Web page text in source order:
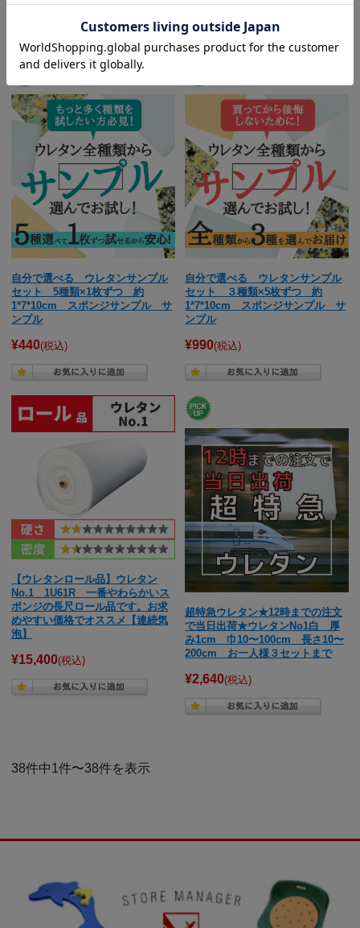
在庫 100セット
自分で選べる ウレタンサンプル
セット 5種類×1枚ずつ 約
1*7*10cm スポンジサンプル サ
ンプル
¥440(税込)
自分で選べる ウレタンサンプル
セット ３種類×5枚ずつ 約
1*7*10cm スポンジサンプル サ
ンプル
¥990(税込)
【ウレタンロール品】ウレタン
No.1 1U61R 一番やわらかいス
ポンジの長尺ロール品です。お求
めやすい価格でオススメ【連続気
泡】
¥15,400(税込)
超特急ウレタン★12時までの注文
で当日出荷★ウレタンNo1白 厚
み1cm 巾10〜100cm 長さ10〜
200cm お一人様３セットまで
¥2,640(税込)
38件中1件〜38件を表示